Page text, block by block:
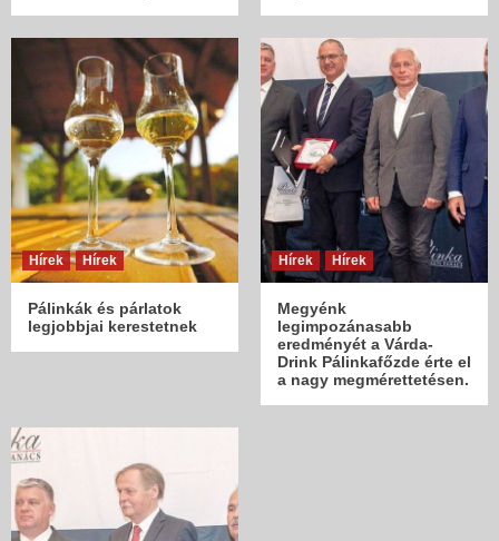
Hírek Hírek
Pálinkák és párlatok
legjobbjai kerestetnek
Hírek Hírek
Megyénk
legimpozánasabb
eredményét a Várda-
Drink Pálinkafőzde érte el
a nagy megmérettetésen.